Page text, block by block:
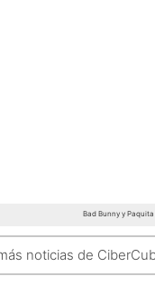
Bad Bunny y
noticias de